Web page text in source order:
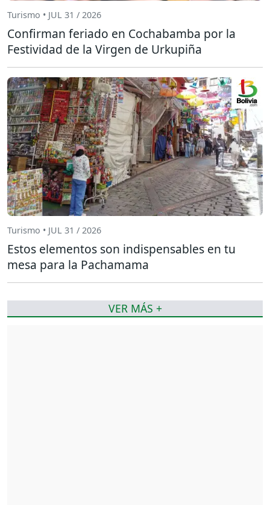
Turismo • JUL 31 / 2026
Confirman feriado en Cochabamba por la
Festividad de la Virgen de Urkupiña
Turismo • JUL 31 / 2026
Estos elementos son indispensables en tu
mesa para la Pachamama
VER MÁS +